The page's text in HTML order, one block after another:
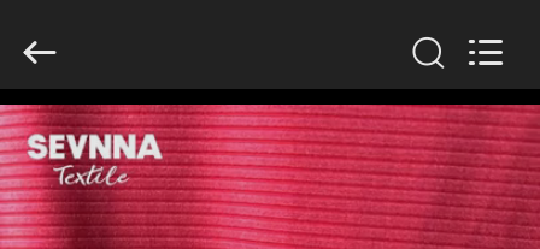
HOGAR
PRODUCTOS
SEVNNA
TEXTILE.
Rights
Reserved.